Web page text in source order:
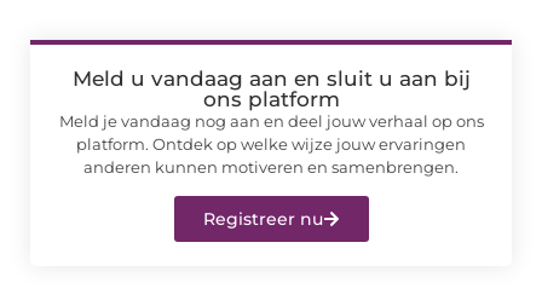
Meld u vandaag aan en sluit u aan bij
ons platform
Meld je vandaag nog aan en deel jouw verhaal op ons
platform. Ontdek op welke wijze jouw ervaringen
anderen kunnen motiveren en samenbrengen.
Registreer nu